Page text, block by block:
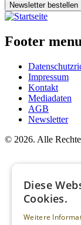
Newsletter bestellen
Footer
Impressum
Kontakt
Mediadaten
AGB
Newsletter
© 2026. Alle
Diese
Cookies.
Weitere